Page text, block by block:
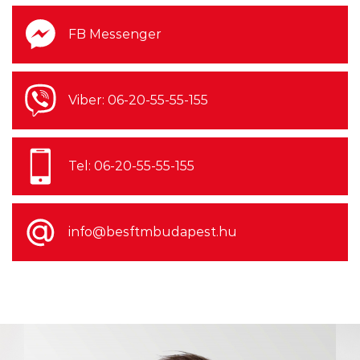
felvételeivel
2026.08.06. 14:00
Harmincnyolc éve a Guns n' Roses
bemutatkozó albuma, egy év
késéssel felért a Billboard csúcsára
FB Messenger
Viber: 06-20-55-55-155
Tel: 06-20-55-55-155
info@besftmbudapest.hu